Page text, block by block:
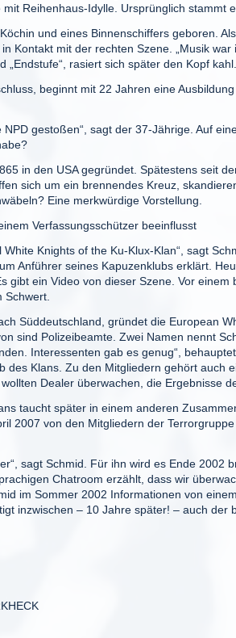
Reihenhaus-Idylle. Ursprünglich stammt
und eines Binnenschiffers geboren.
Kontakt mit der rechten Szene. „Musik
„Endstufe“, rasiert sich später den Kopf kahl.
beginnt mit 22 Jahren eine
NPD gestoßen“, sagt der 37-Jährige. Auf
in den USA gegründet. Spätestens seit
sich um ein brennendes Kreuz,
Eine merkwürdige Vorstellung.
Verfassungsschützer beeinflusst
White Knights of the Ku-Klux-Klan“, sagt
Anführer seines Kapuzenklubs erklärt.
gibt ein Video von dieser Szene. Vor
Süddeutschland, gründet die European
sind Polizeibeamte. Zwei Namen nennt
Interessenten gab es genug“,
des Klans. Zu den Mitgliedern gehört auch
Dealer überwachen, die Ergebnisse
taucht später in einem anderen
2007 von den Mitgliedern der
sagt Schmid. Für ihn wird es Ende 2002
Chatroom erzählt, dass wir
im Sommer 2002 Informationen von
inzwischen – 10 Jahre später! – auch der